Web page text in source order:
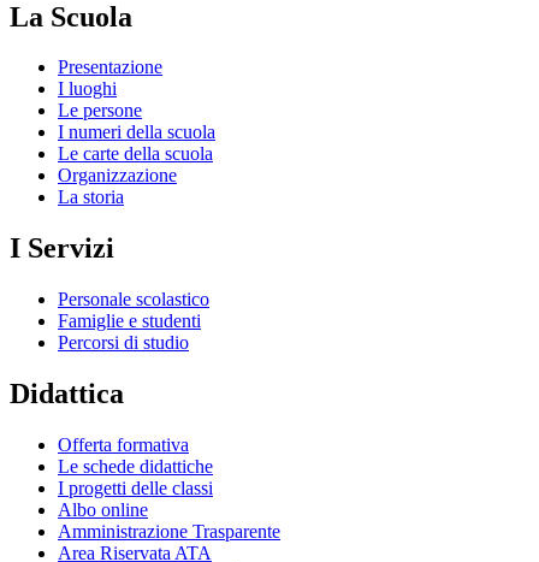
La Scuola
Presentazione
I luoghi
Le persone
I numeri della scuola
Le carte della scuola
Organizzazione
La storia
I Servizi
Personale scolastico
Famiglie e studenti
Percorsi di studio
Didattica
Offerta formativa
Le schede didattiche
I progetti delle classi
Albo online
Amministrazione Trasparente
Area Riservata ATA